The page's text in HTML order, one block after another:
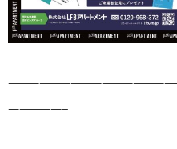
—————–